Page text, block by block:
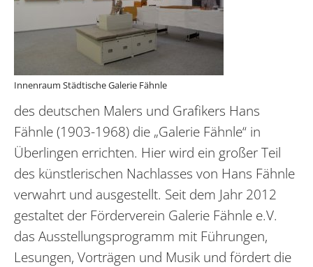
Innenraum Städtische Galerie Fähnle
des deutschen Malers und Grafikers Hans
Fähnle (1903-1968) die „Galerie Fähnle“ in
Überlingen errichten. Hier wird ein großer Teil
des künstlerischen Nachlasses von Hans Fähnle
verwahrt und ausgestellt. Seit dem Jahr 2012
gestaltet der Förderverein Galerie Fähnle e.V.
das Ausstellungsprogramm mit Führungen,
Lesungen, Vorträgen und Musik und fördert die